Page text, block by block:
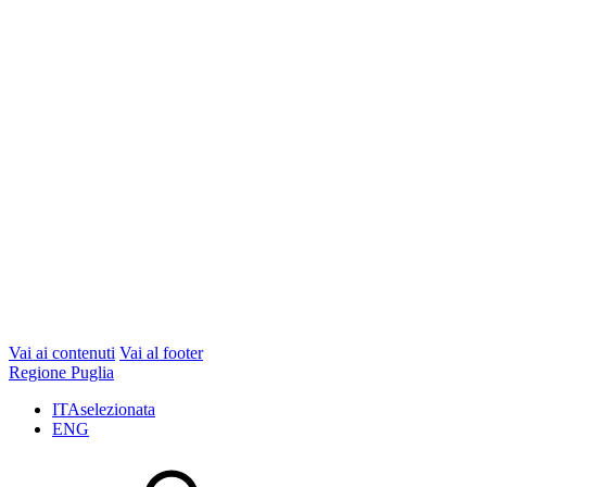
Vai ai contenuti Vai al footer
Regione Puglia
ITAselezionata
ENG